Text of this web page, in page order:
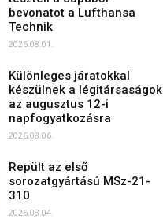
bevonatot a Lufthansa
Technik
2026.08.01.
Különleges járatokkal
készülnek a légitársaságok
az augusztus 12-i
napfogyatkozásra
2026.08.06.
Repült az első
sorozatgyártású MSz-21-
310
2026.08.04.